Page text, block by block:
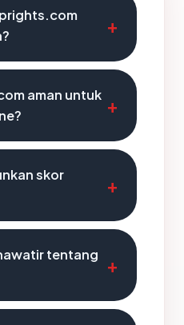
aman untuk
skor
tentang